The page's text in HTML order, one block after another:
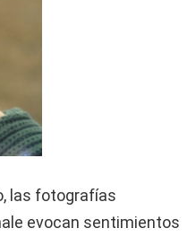
las fotografías
evocan sentimientos